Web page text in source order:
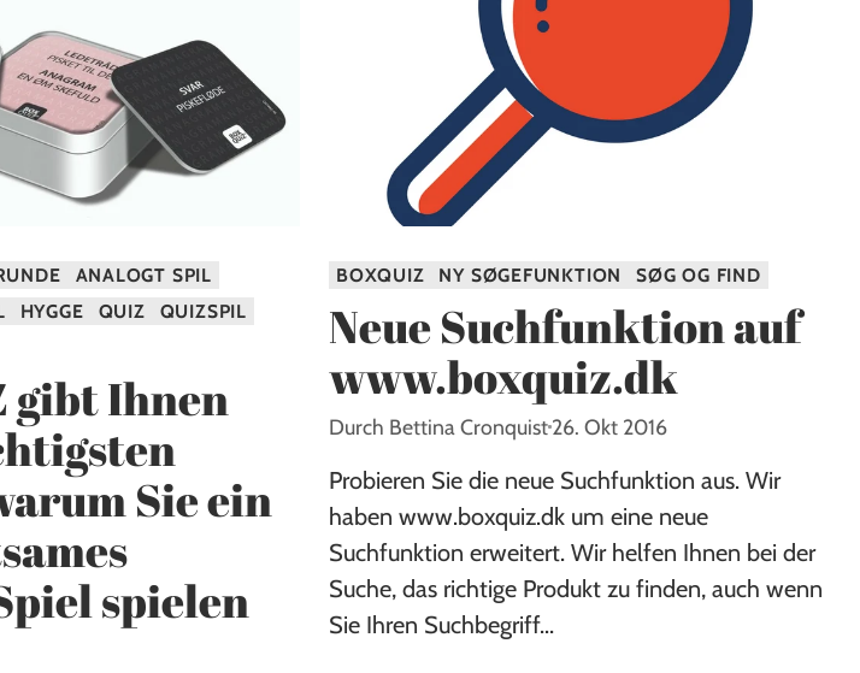
ANALOGT SPIL
HYGGE QUIZ
QUIZSPIL
gibt Ihnen
Sie ein
spielen
BOXQUIZ NY SØGEFUNKTION SØG OG FIND
Neue Suchfunktion auf
www.boxquiz.dk
Durch Bettina Cronquist26. Okt 2016
Probieren Sie die neue Suchfunktion aus. Wir
haben www.boxquiz.dk um eine neue
Suchfunktion erweitert. Wir helfen Ihnen bei der
Suche, das richtige Produkt zu finden, auch wenn
Sie Ihren Suchbegriff...